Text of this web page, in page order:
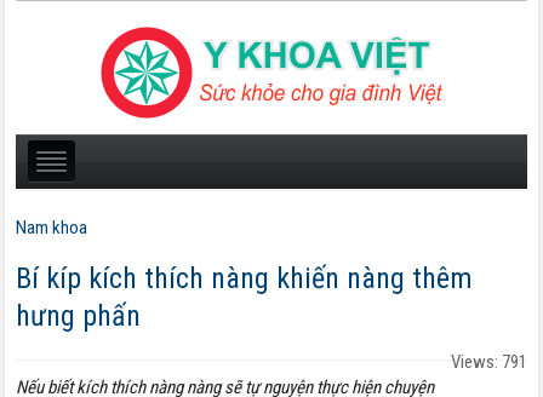
Nam khoa
Bí kíp kích thích nàng khiến nàng thêm
hưng phấn
Views: 791
Nếu biết kích thích nàng nàng sẽ tự nguyện thực hiện chuyện